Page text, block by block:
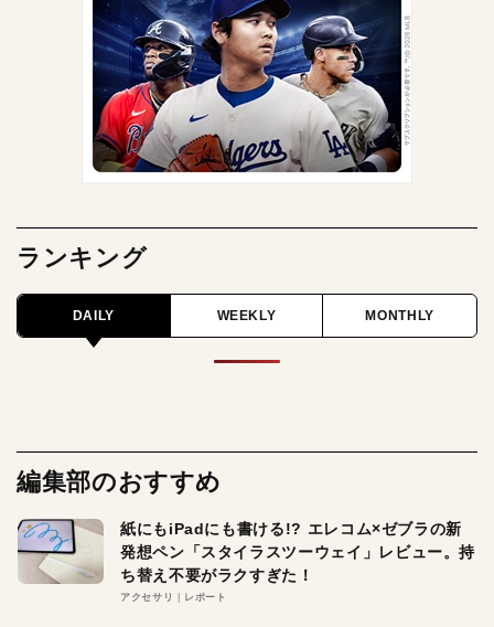
ランキング
DAILY WEEKLY MONTHLY
編集部のおすすめ
紙にもiPadにも書ける!? エレコム×ゼブラの新
発想ペン「スタイラスツーウェイ」レビュー。持
ち替え不要がラクすぎた！
アクセサリ レポート